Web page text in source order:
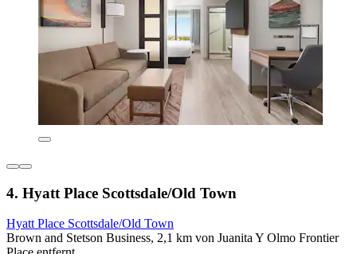
4. Hyatt Place Scottsdale/Old Town
Hyatt Place Scottsdale/Old Town
Brown and Stetson Business, 2,1 km von Juanita Y Olmo Frontier